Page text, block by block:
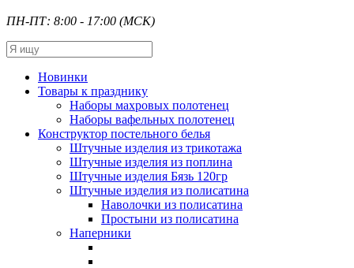
ПН-ПТ: 8:00 - 17:00 (МСК)
Новинки
Товары к празднику
Наборы махровых полотенец
Наборы вафельных полотенец
Конструктор постельного белья
Штучные изделия из трикотажа
Штучные изделия из поплина
Штучные изделия Бязь 120гр
Штучные изделия из полисатина
Наволочки из полисатина
Простыни из полисатина
Наперники